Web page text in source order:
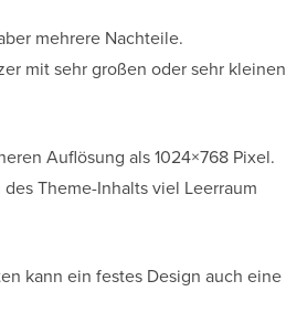
mehrere Nachteile.
mit sehr großen oder sehr kleinen
Auflösung als 1024×768 Pixel.
Theme-Inhalts viel Leerraum
kann ein festes Design auch eine